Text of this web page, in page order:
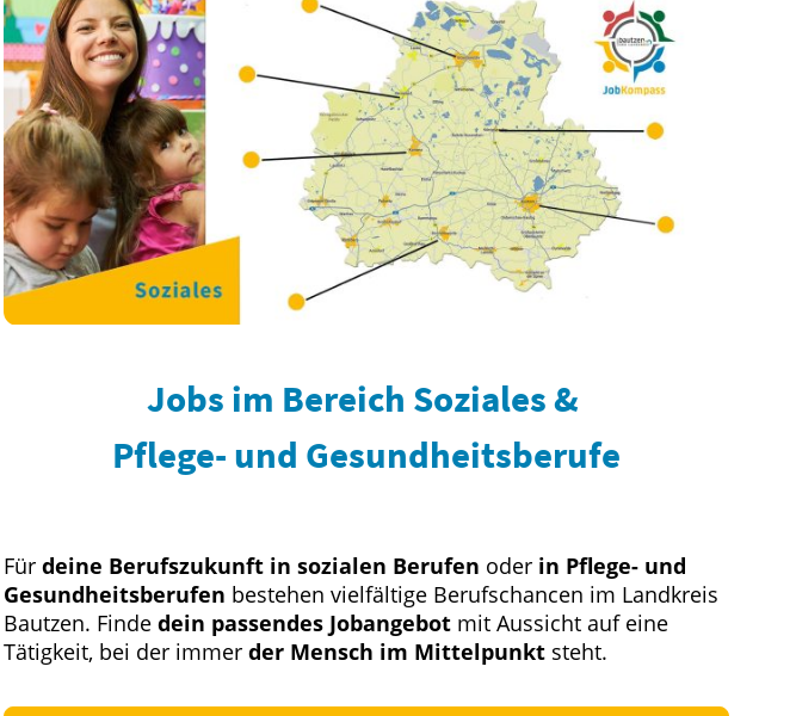
Jobs im Bereich Soziales &
Pflege- und Gesundheitsberufe
Für deine Berufszukunft in sozialen Berufen oder in Pflege- und
Gesundheitsberufen bestehen vielfältige Berufschancen im Landkreis
Bautzen. Finde dein passendes Jobangebot mit Aussicht auf eine
Tätigkeit, bei der immer der Mensch im Mittelpunkt steht.